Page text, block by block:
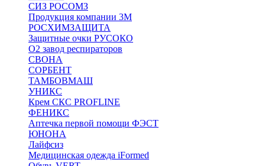
СИЗ РОСОМЗ
Продукция компании 3M
РОСХИМЗАЩИТА
Защитные очки РУСОКО
О2 завод респираторов
СВОНА
СОРБЕНТ
ТАМБОВМАШ
УНИКС
Крем СКС PROFLINE
ФЕНИКС
Аптечка первой помощи ФЭСТ
ЮНОНА
Лайфсиз
Медицинская одежда iFormed